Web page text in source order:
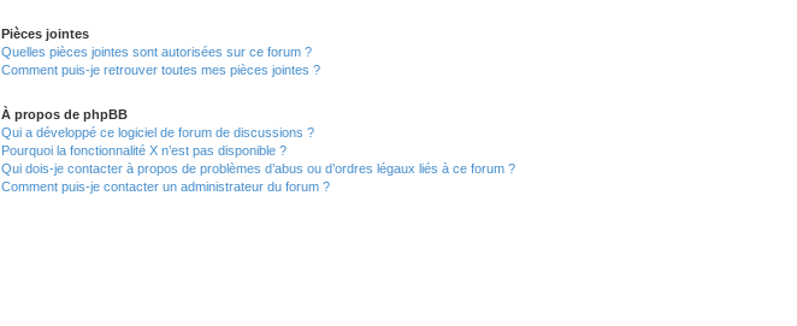
Pièces jointes
Quelles pièces jointes sont autorisées sur ce forum ?
Comment puis-je retrouver toutes mes pièces jointes ?
À propos de phpBB
Qui a développé ce logiciel de forum de discussions ?
Pourquoi la fonctionnalité X n’est pas disponible ?
Qui dois-je contacter à propos de problèmes d’abus ou d’ordres légaux liés à ce forum ?
Comment puis-je contacter un administrateur du forum ?